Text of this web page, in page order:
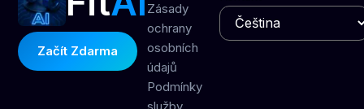
Začít Zdarma
Zásady
ochrany
osobních
údajů
Podmínky